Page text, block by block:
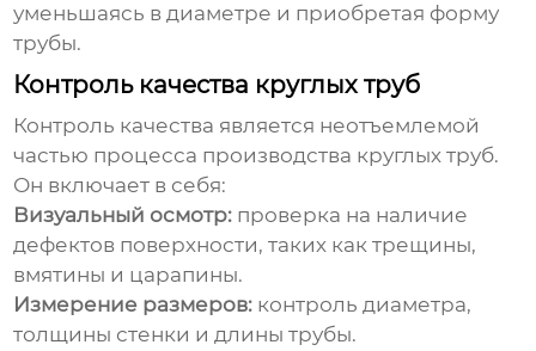
уменьшаясь в диаметре и приобретая форму
трубы.
Контроль качества круглых труб
Контроль качества является неотъемлемой
частью процесса производства круглых труб.
Он включает в себя:
Визуальный осмотр: проверка на наличие
дефектов поверхности, таких как трещины,
вмятины и царапины.
Измерение размеров: контроль диаметра,
толщины стенки и длины трубы.